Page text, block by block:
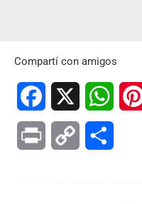
Compartí con amigos
Facebook
Print Copy